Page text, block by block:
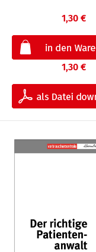
1,30 €
1,30 €